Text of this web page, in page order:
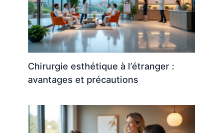
Chirurgie esthétique à l’étranger :
avantages et précautions